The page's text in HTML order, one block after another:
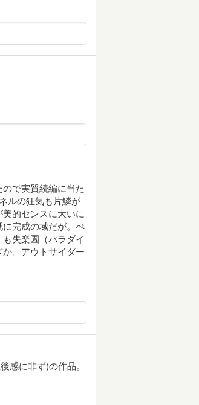
で実質続編に当た
ルの狂気も片鱗が
的センスに大いに
完成の域だが。ぺ
失楽園（パラダイ
。アウトサイダー
感に非ず)の作品。